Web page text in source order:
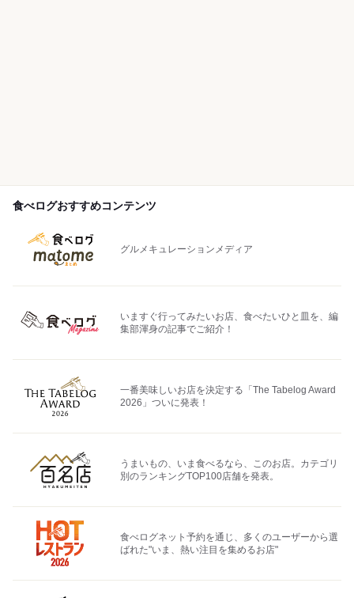
食べログおすすめコンテンツ
グルメキュレーションメディア
いますぐ行ってみたいお店、食べたいひと皿を、編
集部渾身の記事でご紹介！
一番美味しいお店を決定する「The Tabelog Award
2026」ついに発表！
うまいもの、いま食べるなら、このお店。カテゴリ
別のランキングTOP100店舗を発表。
食べログネット予約を通じ、多くのユーザーから選
ばれた"いま、熱い注目を集めるお店"